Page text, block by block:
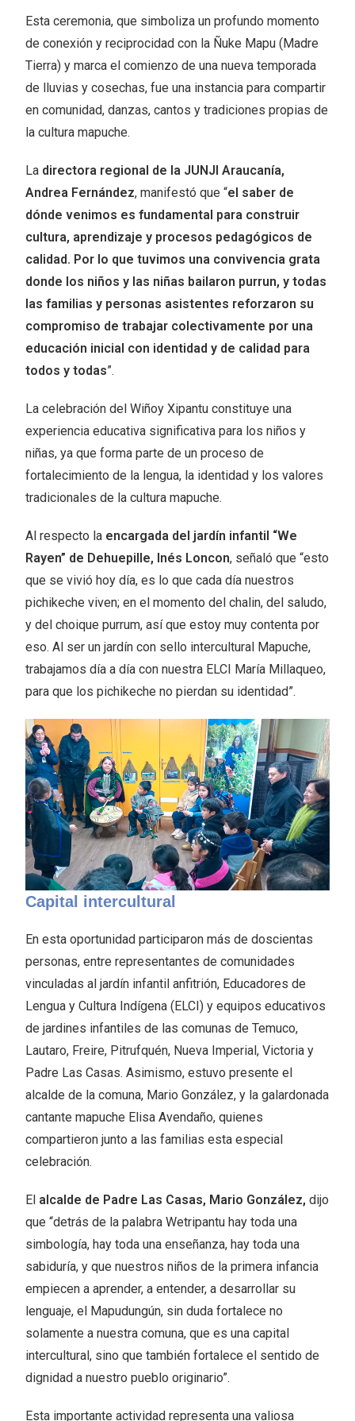
Esta ceremonia, que simboliza un profundo momento
de conexión y reciprocidad con la Ñuke Mapu (Madre
Tierra) y marca el comienzo de una nueva temporada
de lluvias y cosechas, fue una instancia para compartir
en comunidad, danzas, cantos y tradiciones propias de
la cultura mapuche.
La directora regional de la JUNJI Araucanía,
Andrea Fernández, manifestó que “el saber de
dónde venimos es fundamental para construir
cultura, aprendizaje y procesos pedagógicos de
calidad. Por lo que tuvimos una convivencia grata
donde los niños y las niñas bailaron purrun, y todas
las familias y personas asistentes reforzaron su
compromiso de trabajar colectivamente por una
educación inicial con identidad y de calidad para
todos y todas”.
La celebración del Wiñoy Xipantu constituye una
experiencia educativa significativa para los niños y
niñas, ya que forma parte de un proceso de
fortalecimiento de la lengua, la identidad y los valores
tradicionales de la cultura mapuche.
Al respecto la encargada del jardín infantil “We
Rayen” de Dehuepille, Inés Loncon, señaló que “esto
que se vivió hoy día, es lo que cada día nuestros
pichikeche viven; en el momento del chalin, del saludo,
y del choique purrum, así que estoy muy contenta por
eso. Al ser un jardín con sello intercultural Mapuche,
trabajamos día a día con nuestra ELCI María Millaqueo,
para que los pichikeche no pierdan su identidad”.
Capital intercultural
En esta oportunidad participaron más de doscientas
personas, entre representantes de comunidades
vinculadas al jardín infantil anfitrión, Educadores de
Lengua y Cultura Indígena (ELCI) y equipos educativos
de jardines infantiles de las comunas de Temuco,
Lautaro, Freire, Pitrufquén, Nueva Imperial, Victoria y
Padre Las Casas. Asimismo, estuvo presente el
alcalde de la comuna, Mario González, y la galardonada
cantante mapuche Elisa Avendaño, quienes
compartieron junto a las familias esta especial
celebración.
El alcalde de Padre Las Casas, Mario González, dijo
que “detrás de la palabra Wetripantu hay toda una
simbología, hay toda una enseñanza, hay toda una
sabiduría, y que nuestros niños de la primera infancia
empiecen a aprender, a entender, a desarrollar su
lenguaje, el Mapudungún, sin duda fortalece no
solamente a nuestra comuna, que es una capital
intercultural, sino que también fortalece el sentido de
dignidad a nuestro pueblo originario”.
Esta importante actividad representa una valiosa